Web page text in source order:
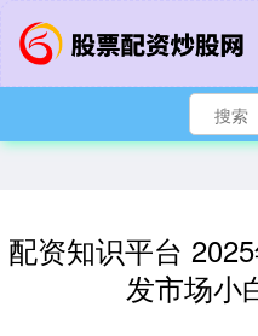
配资知识平台
发市场小